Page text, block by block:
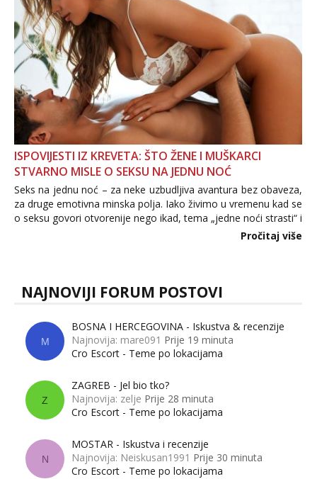
ISPOVIJESTI IZ KREVETA: ŠTO ŽENE I MUŠKARCI
STVARNO MISLE O SEKSU NA JEDNU NOĆ
Seks na jednu noć – za neke uzbudljiva avantura bez obaveza,
za druge emotivna minska polja. Iako živimo u vremenu kad se
o seksu govori otvorenije nego ikad, tema „jedne noći strasti“ i
dalje izaziva burne rasprave. Što zapravo misle žene, a što
Pročitaj više
NAJNOVIJI FORUM POSTOVI
M
BOSNA I HERCEGOVINA - Iskustva & recenzije
Najnovija: mare091 Prije 19 minuta
Cro Escort - Teme po lokacijama
Z
ZAGREB - Jel bio tko?
Najnovija: zelje Prije 28 minuta
Cro Escort - Teme po lokacijama
N
MOSTAR - Iskustva i recenzije
Najnovija: Neiskusan1991 Prije 30 minuta
Cro Escort - Teme po lokacijama